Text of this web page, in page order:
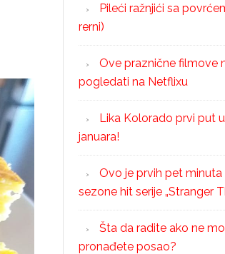
Pileći ražnjići sa
rerni)
Ove praznične filmove
pogledati na Netflixu
Lika Kolorado prvi put
januara!
Ovo je prvih pet
sezone hit serije „Stranger
Šta da radite ako ne
pronađete posao?